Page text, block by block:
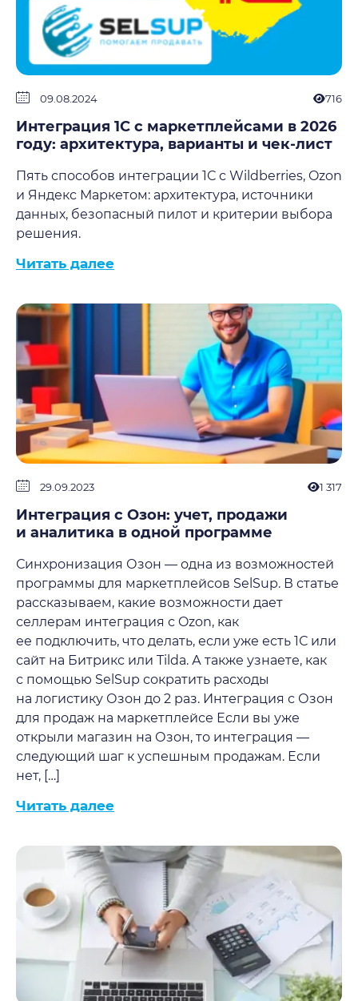
09.08.2024 716
Интеграция 1С с маркетплейсами в 2026
году: архитектура, варианты и чек-лист
Пять способов интеграции 1С с Wildberries, Ozon
и Яндекс Маркетом: архитектура, источники
данных, безопасный пилот и критерии выбора
решения.
Читать далее
29.09.2023 1 317
Интеграция с Озон: учет, продажи
и аналитика в одной программе
Синхронизация Озон — одна из возможностей
программы для маркетплейсов SelSup. В статье
рассказываем, какие возможности дает
селлерам интеграция с Ozon, как
ее подключить, что делать, если уже есть 1С или
сайт на Битрикс или Tilda. А также узнаете, как
с помощью SelSup сократить расходы
на логистику Озон до 2 раз. Интеграция с Озон
для продаж на маркетплейсе Если вы уже
открыли магазин на Озон, то интеграция —
следующий шаг к успешным продажам. Если
нет, […]
Читать далее